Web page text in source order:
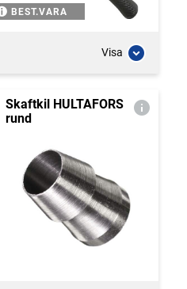
BEST.VARA
Visa
Skaftkil HULTAFORS
rund